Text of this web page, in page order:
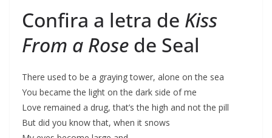
Confira a letra de Kiss
From a Rose de Seal
There used to be a graying tower, alone on the sea
You became the light on the dark side of me
Love remained a drug, that’s the high and not the pill
But did you know that, when it snows